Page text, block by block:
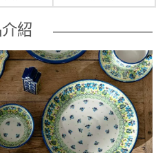
紹